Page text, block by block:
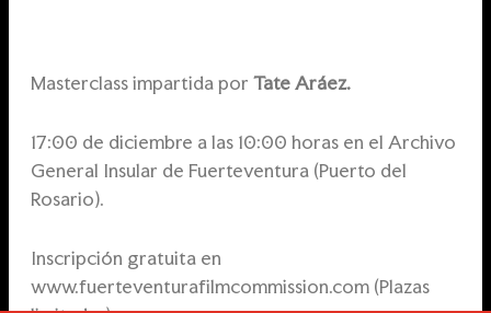
Masterclass impartida por Tate Aráez.
17:00 de diciembre a las 10:00 horas en el Archivo
General Insular de Fuerteventura (Puerto del
Rosario).
Inscripción gratuita en
www.fuerteventurafilmcommission.com (Plazas